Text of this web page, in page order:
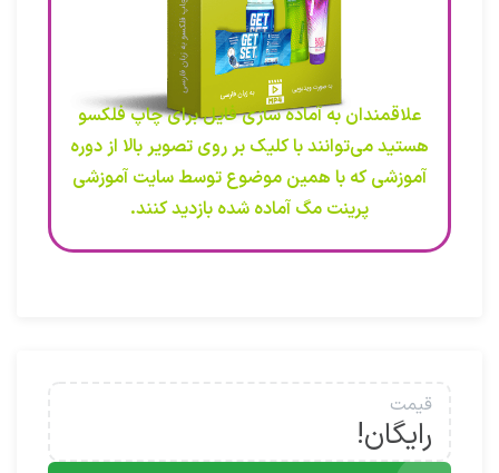
علاقمندان به آماده سازی فایل برای چاپ فلکسو
هستید می‌توانند با کلیک بر روی تصویر بالا از دوره
آموزشی که با همین موضوع توسط سایت آموزشی
پرینت مگ آماده شده بازدید کنند.
قیمت
رایگان!